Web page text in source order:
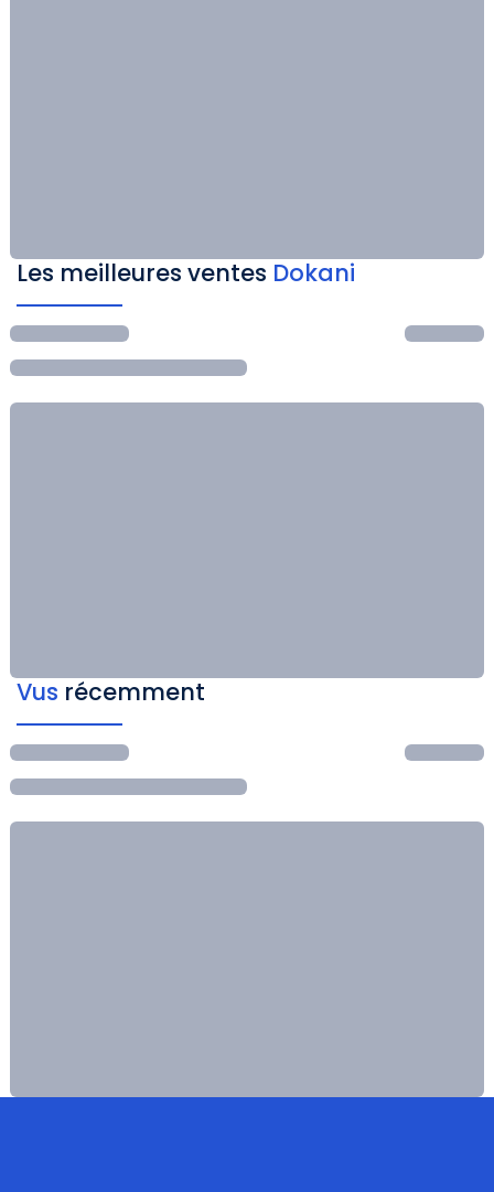
Les meilleures ventes Dokani
Vus récemment